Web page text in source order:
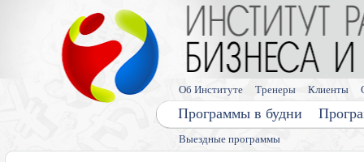
Выездные программы
Программы в будни
Об Институте Тренеры Клиенты